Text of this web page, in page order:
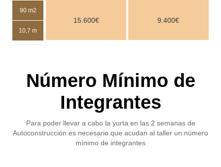
90 m2
10,7 m
15.600€ 9.400€
Número Mínimo de
Integrantes
Para poder llevar a cabo la yurta en las 2 semanas de
Autoconstrucción es necesario que acudan al taller un número
mínimo de integrantes